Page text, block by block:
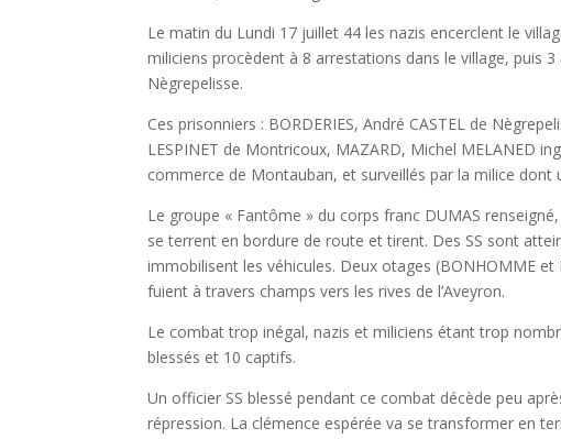
Le matin du Lundi 17 juillet 44 les nazis encerclent le
miliciens procèdent à 8 arrestations dans le village, puis
Nègrepelisse.
Ces prisonniers : BORDERIES, André CASTEL de
LESPINET de Montricoux, MAZARD, Michel MELANED
commerce de Montauban, et surveillés par la milice dont
Le groupe « Fantôme » du corps franc DUMAS
se terrent en bordure de route et tirent. Des SS sont
immobilisent les véhicules. Deux otages (BONHOMME et
fuient à travers champs vers les rives de l’Aveyron.
Le combat trop inégal, nazis et miliciens étant trop
blessés et 10 captifs.
Un officier SS blessé pendant ce combat décède peu
répression. La clémence espérée va se transformer en